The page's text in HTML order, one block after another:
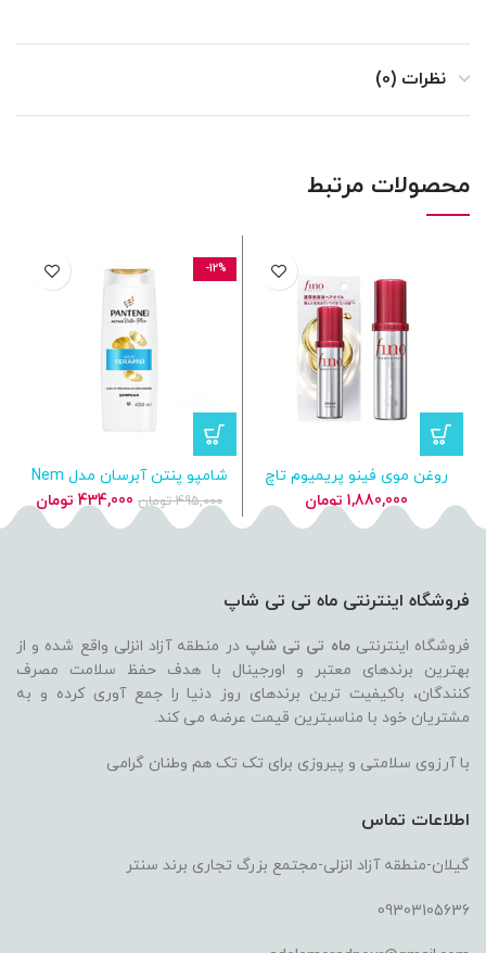
نظرات (0)
محصولات مرتبط
روغن موی فینو پریمیوم تاچ
شیسیدو Shiseido Fino
Premium Touch
1,880,000 تومان
-12%
شامپو پنتن آبرسان مدل Nem
Terapisi حجم ۴۰۰ میل
495,000 تومان قیمت
اصلی
434,000 تومان
فعلی
فروشگاه اینترنتی ماه تی تی شاپ
فروشگاه اینترنتیماه تی تی شاپ در منطقه آزاد انزلی واقع شده و از
بهترین برندهای معتبر و اورجینال با هدف حفظ سلامت مصرف
کنندگان، باکیفیت ترین برندهای روز دنیا را جمع آوری کرده و به
مشتریان خود با مناسبترین قیمت عرضه می کند.
با آرزوی سلامتی و پیروزی برای تک تک هم وطنان گرامی
اطلاعات تماس
گیلان-منطقه آزاد انزلی-مجتمع بزرگ تجاری برند سنتر
09303105636